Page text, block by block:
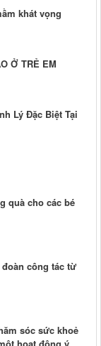
khát vọng
Ở TRẺ EM
Lý Đặc Biệt Tại
quà cho các bé
công tác từ
sóc sức khoẻ